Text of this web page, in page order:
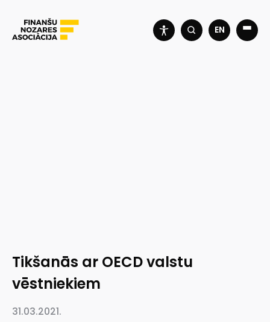
EN
Tikšanās ar OECD valstu
vēstniekiem
31.03.2021.